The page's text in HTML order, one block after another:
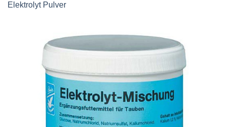
Elektrolyt Pulver